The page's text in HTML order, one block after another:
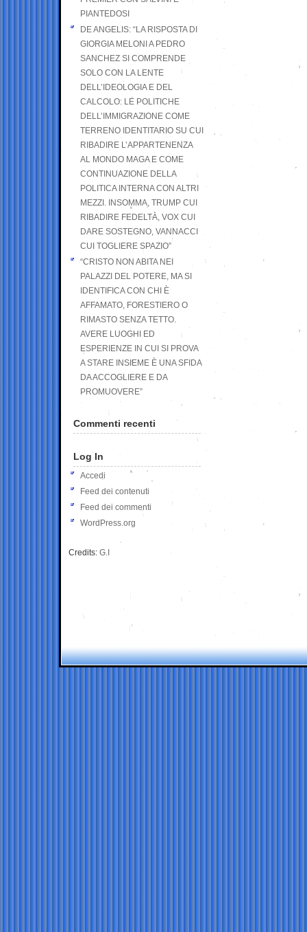
PIANTEDOSI
DE ANGELIS: “LA RISPOSTA DI
GIORGIA MELONI A PEDRO
SANCHEZ SI COMPRENDE
SOLO CON LA LENTE
DELL’IDEOLOGIA E DEL
CALCOLO: LE POLITICHE
DELL’IMMIGRAZIONE COME
TERRENO IDENTITARIO SU CUI
RIBADIRE L’APPARTENENZA
AL MONDO MAGA E COME
CONTINUAZIONE DELLA
POLITICA INTERNA CON ALTRI
MEZZI. INSOMMA, TRUMP CUI
RIBADIRE FEDELTÀ, VOX CUI
DARE SOSTEGNO, VANNACCI
CUI TOGLIERE SPAZIO”
“CRISTO NON ABITA NEI
PALAZZI DEL POTERE, MA SI
IDENTIFICA CON CHI È
AFFAMATO, FORESTIERO O
RIMASTO SENZA TETTO.
AVERE LUOGHI ED
ESPERIENZE IN CUI SI PROVA
A STARE INSIEME È UNA SFIDA
DA ACCOGLIERE E DA
PROMUOVERE”
Commenti recenti
Log In
Accedi
Feed dei contenuti
Feed dei commenti
WordPress.org
Credits: G.I